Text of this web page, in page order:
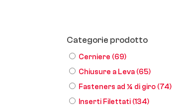
Categorie prodotto
Cerniere (69)
Chiusure a Leva (65)
Fasteners ad ¼ di giro (74)
Inserti Filettati (134)